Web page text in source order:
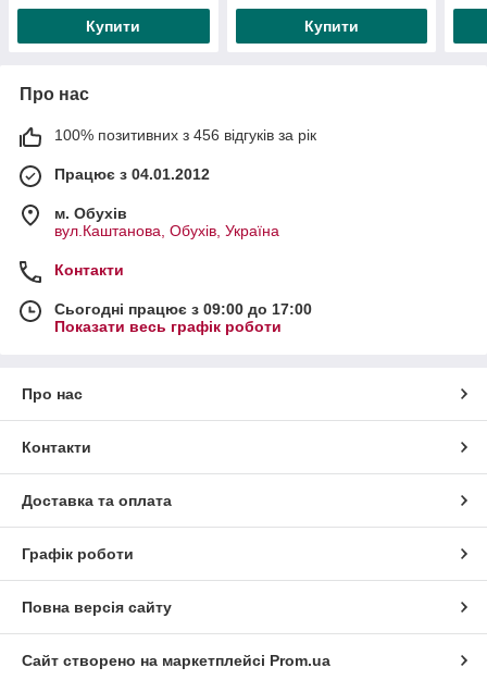
Купити Купити
Про нас
100% позитивних з 456 відгуків за рік
Працює з 04.01.2012
м. Обухів
вул.Каштанова, Обухів, Україна
Контакти
Сьогодні працює з 09:00 до 17:00
Показати весь графік роботи
Про нас
Контакти
Доставка та оплата
Графік роботи
Повна версія сайту
Сайт створено на маркетплейсі Prom.ua